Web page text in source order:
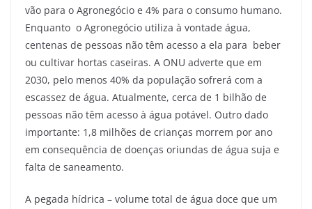
vão para o Agronegócio e 4% para o consumo humano.
Enquanto o Agronegócio utiliza à vontade água,
centenas de pessoas não têm acesso a ela para beber
ou cultivar hortas caseiras. A ONU adverte que em
2030, pelo menos 40% da população sofrerá com a
escassez de água. Atualmente, cerca de 1 bilhão de
pessoas não têm acesso à água potável. Outro dado
importante: 1,8 milhões de crianças morrem por ano
em consequência de doenças oriundas de água suja e
falta de saneamento.
A pegada hídrica – volume total de água doce que um